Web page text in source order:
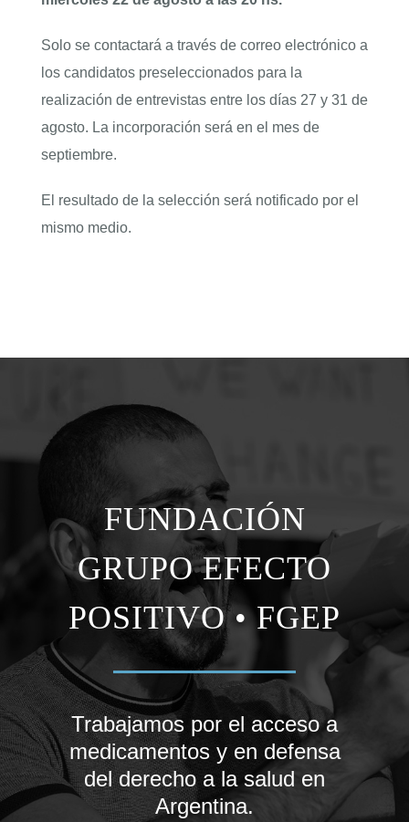
Solo se contactará a través de correo electrónico a
los candidatos preseleccionados para la
realización de entrevistas entre los días 27 y 31 de
agosto. La incorporación será en el mes de
septiembre.
El resultado de la selección será notificado por el
mismo medio.
FUNDACIÓN
GRUPO EFECTO
POSITIVO • FGEP
Trabajamos por el acceso a
medicamentos y en defensa
del derecho a la salud en
Argentina.